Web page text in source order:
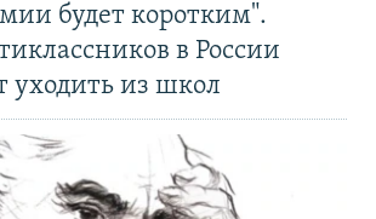
будет коротким".
в России
из школ